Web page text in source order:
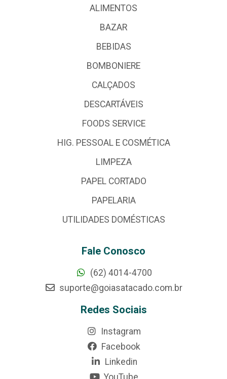
ALIMENTOS
BAZAR
BEBIDAS
BOMBONIERE
CALÇADOS
DESCARTÁVEIS
FOODS SERVICE
HIG. PESSOAL E COSMÉTICA
LIMPEZA
PAPEL CORTADO
PAPELARIA
UTILIDADES DOMÉSTICAS
Fale Conosco
(62) 4014-4700
suporte@goiasatacado.com.br
Redes Sociais
Instagram
Facebook
Linkedin
YouTube